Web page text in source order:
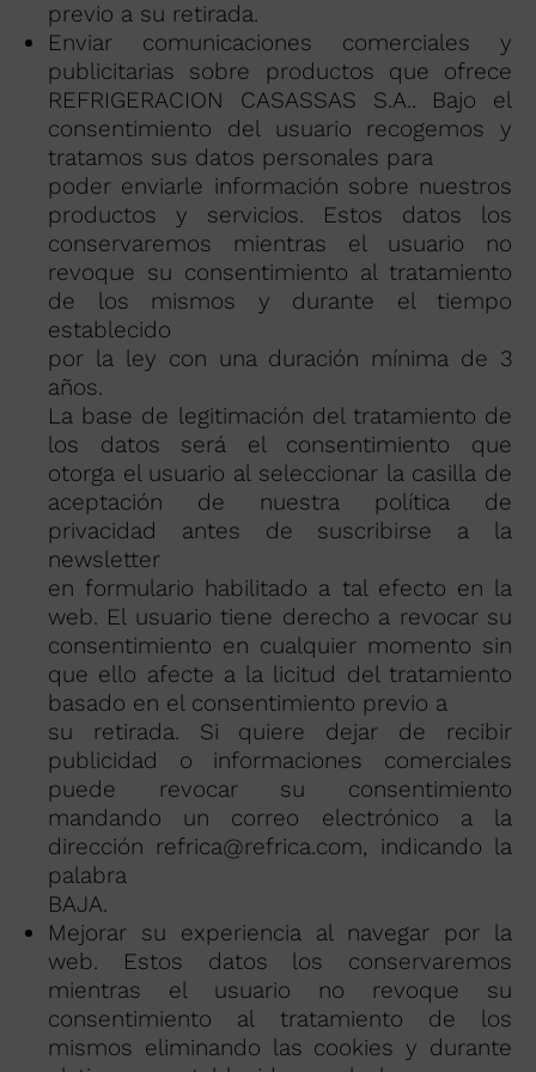
previo a su retirada.
Enviar comunicaciones comerciales y
publicitarias sobre productos que ofrece
REFRIGERACION CASASSAS S.A.. Bajo el
consentimiento del usuario recogemos y
tratamos sus datos personales para
poder enviarle información sobre nuestros
productos y servicios. Estos datos los
conservaremos mientras el usuario no
revoque su consentimiento al tratamiento
de los mismos y durante el tiempo
establecido
por la ley con una duración mínima de 3
años.
La base de legitimación del tratamiento de
los datos será el consentimiento que
otorga el usuario al seleccionar la casilla de
aceptación de nuestra política de
privacidad antes de suscribirse a la
newsletter
en formulario habilitado a tal efecto en la
web. El usuario tiene derecho a revocar su
consentimiento en cualquier momento sin
que ello afecte a la licitud del tratamiento
basado en el consentimiento previo a
su retirada. Si quiere dejar de recibir
publicidad o informaciones comerciales
puede revocar su consentimiento
mandando un correo electrónico a la
dirección refrica@refrica.com, indicando la
palabra
BAJA.
Mejorar su experiencia al navegar por la
web. Estos datos los conservaremos
mientras el usuario no revoque su
consentimiento al tratamiento de los
mismos eliminando las cookies y durante